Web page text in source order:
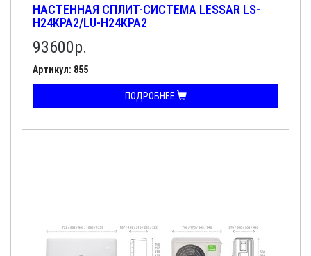
НАСТЕННАЯ СПЛИТ-СИСТЕМА LESSAR LS-
H24KPA2/LU-H24KPA2
93600р.
Артикул: 855
ПОДРОБНЕЕ